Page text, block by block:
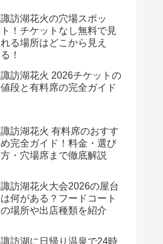
諏訪湖花火の穴場スポッ
ト！チケットなし無料で見
れる場所はどこから見え
る！
諏訪湖花火 2026チケットの
値段と有料席の完全ガイド
諏訪湖花火 有料席のおすす
め完全ガイド！料金・選び
方・穴場席まで徹底解説
諏訪湖花火大会2026の屋台
は何がある？フードコート
の場所や出店種類を紹介
諏訪湖に日帰り温泉で24時